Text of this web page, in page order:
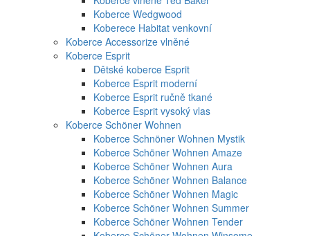
Koberce Wedgwood
Koberece Habitat venkovní
Koberce Accessorize vlněné
Koberce Esprit
Dětské koberce Esprit
Koberce Esprit moderní
Koberce Esprit ručně tkané
Koberce Esprit vysoký vlas
Koberce Schöner Wohnen
Koberce Schnöner Wohnen Mystik
Koberce Schöner Wohnen Amaze
Koberce Schöner Wohnen Aura
Koberce Schöner Wohnen Balance
Koberce Schöner Wohnen Magic
Koberce Schöner Wohnen Summer
Koberce Schöner Wohnen Tender